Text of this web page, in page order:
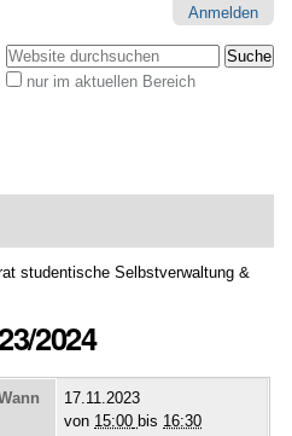
Anmelden
Website durchsuchen
nur im aktuellen Bereich
studentische Selbstverwaltung &
2024
17.11.2023
von 15:00 bis 16:30